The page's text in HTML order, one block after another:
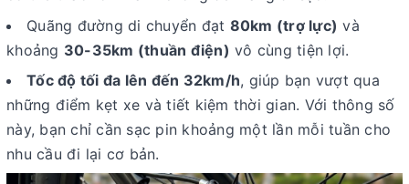
Quãng đường di chuyển đạt 80km (trợ lực) và
khoảng 30-35km (thuần điện) vô cùng tiện lợi.
Tốc độ tối đa lên đến 32km/h, giúp bạn vượt qua
những điểm kẹt xe và tiết kiệm thời gian. Với thông số
này, bạn chỉ cần sạc pin khoảng một lần mỗi tuần cho
nhu cầu đi lại cơ bản.